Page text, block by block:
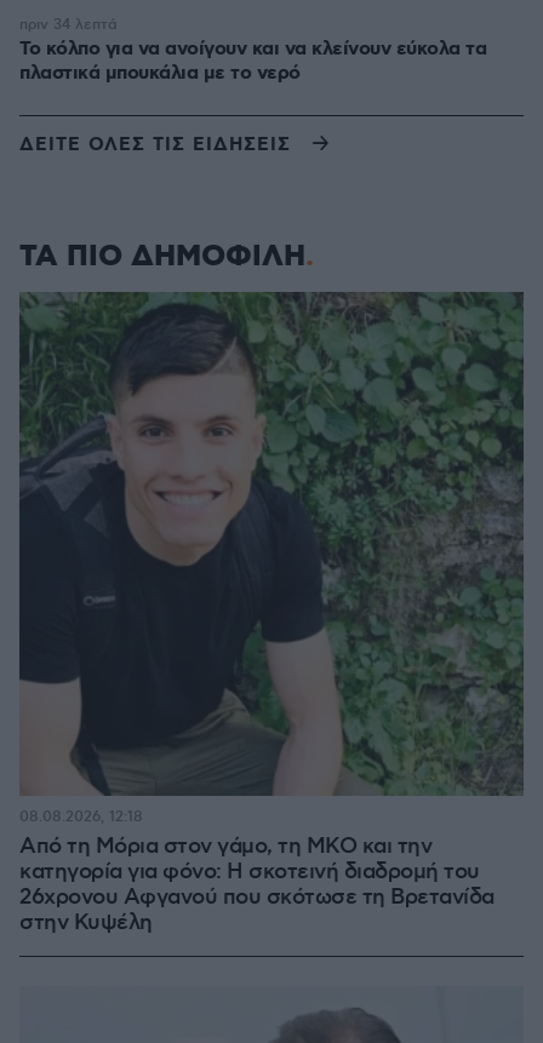
Το κόλπο για να ανοίγουν και να κλείνουν εύκολα τα
πλαστικά μπουκάλια με το νερό
πριν 34 λεπτά
ΔΕΙΤΕ ΟΛΕΣ ΤΙΣ ΕΙΔΗΣΕΙΣ
ΤΑ ΠΙΟ ΔΗΜΟΦΙΛΗ
Από τη Μόρια στον γάμο, τη ΜΚΟ και την
κατηγορία για φόνο: Η σκοτεινή διαδρομή του
26χρονου Αφγανού που σκότωσε τη Βρετανίδα
στην Κυψέλη
08.08.2026, 12:18